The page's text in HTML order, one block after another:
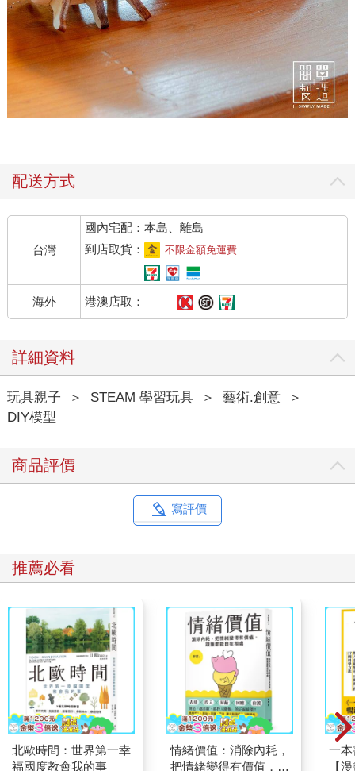
配送方式
台灣
國內宅配：本島、離島
到店取貨：
不限金額免運費
海外 港澳店取：
詳細資料
玩具親子 ＞ STEAM 學習玩具 ＞ 藝術.創意
＞
DIY模型
商品評價
寫評價
推薦必看
北歐時間：世界第一幸
福國度教會我的事
情緒價值：消除內耗，
把情緒變得有價值，跟
一
【